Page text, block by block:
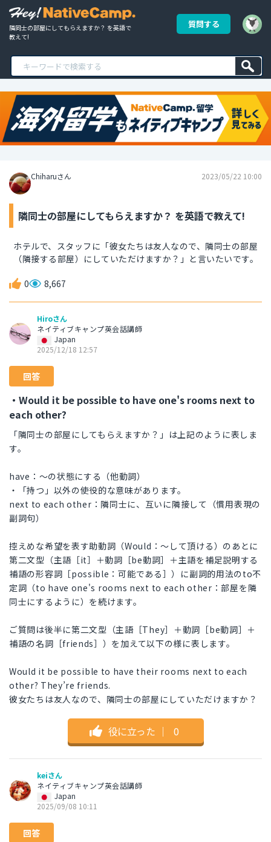
隣同士の部屋にしてもらえますか？ を英語で
教えて!
質問する
Chiharuさん 2023/05/22 10:00
隣同士の部屋にしてもらえますか？ を英語で教えて!
ホテルで、スタッフに「彼女たちは友人なので、隣同士の部屋
（隣接する部屋）にしていただけますか？」と言いたいです。
0 8,667
Hiroさん
ネイティブキャンプ英会話講師
Japan
2025/12/18 12:57
回答
・Would it be possible to have one's rooms next to
each other?
「隣同士の部屋にしてもらえますか？」は上記のように表しま
す。
have：～の状態にする（他動詞）
・「持つ」以外の使役的な意味があります。
next to each other：隣同士に、互いに隣接して（慣用表現の
副詞句）
控えめな希望を表す助動詞（Would：～して頂ける）のあとに
第二文型（主語［it］＋動詞［be動詞］＋主語を補足説明する
補語の形容詞［possible：可能である］）に副詞的用法のto不
定詞（to have one's rooms next to each other：部屋を隣
同士にするように）を続けます。
ご質問は後半に第二文型（主語［They］＋動詞［be動詞］＋
補語の名詞［friends］）を加えて以下の様に表します。
Would it be possible to have their rooms next to each
other? They’re friends.
彼女たちは友人なので、隣同士の部屋にしていただけますか？
役に立った ｜ 0
keiさん
ネイティブキャンプ英会話講師
Japan
2025/09/08 10:11
回答